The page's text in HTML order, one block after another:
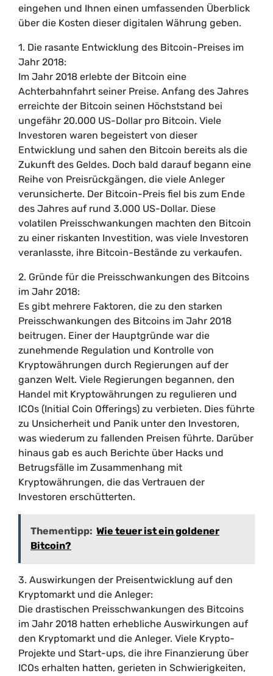
eingehen und Ihnen einen umfassenden Überblick
über die Kosten dieser digitalen Währung geben.
1. Die rasante Entwicklung des Bitcoin-Preises im
Jahr 2018:
Im Jahr 2018 erlebte der Bitcoin eine
Achterbahnfahrt seiner Preise. Anfang des Jahres
erreichte der Bitcoin seinen Höchststand bei
ungefähr 20.000 US-Dollar pro Bitcoin. Viele
Investoren waren begeistert von dieser
Entwicklung und sahen den Bitcoin bereits als die
Zukunft des Geldes. Doch bald darauf begann eine
Reihe von Preisrückgängen, die viele Anleger
verunsicherte. Der Bitcoin-Preis fiel bis zum Ende
des Jahres auf rund 3.000 US-Dollar. Diese
volatilen Preisschwankungen machten den Bitcoin
zu einer riskanten Investition, was viele Investoren
veranlasste, ihre Bitcoin-Bestände zu verkaufen.
2. Gründe für die Preisschwankungen des Bitcoins
im Jahr 2018:
Es gibt mehrere Faktoren, die zu den starken
Preisschwankungen des Bitcoins im Jahr 2018
beitrugen. Einer der Hauptgründe war die
zunehmende Regulation und Kontrolle von
Kryptowährungen durch Regierungen auf der
ganzen Welt. Viele Regierungen begannen, den
Handel mit Kryptowährungen zu regulieren und
ICOs (Initial Coin Offerings) zu verbieten. Dies führte
zu Unsicherheit und Panik unter den Investoren,
was wiederum zu fallenden Preisen führte. Darüber
hinaus gab es auch Berichte über Hacks und
Betrugsfälle im Zusammenhang mit
Kryptowährungen, die das Vertrauen der
Investoren erschütterten.
Thementipp: Wie teuer ist ein goldener
Bitcoin?
3. Auswirkungen der Preisentwicklung auf den
Kryptomarkt und die Anleger:
Die drastischen Preisschwankungen des Bitcoins
im Jahr 2018 hatten erhebliche Auswirkungen auf
den Kryptomarkt und die Anleger. Viele Krypto-
Projekte und Start-ups, die ihre Finanzierung über
ICOs erhalten hatten, gerieten in Schwierigkeiten,